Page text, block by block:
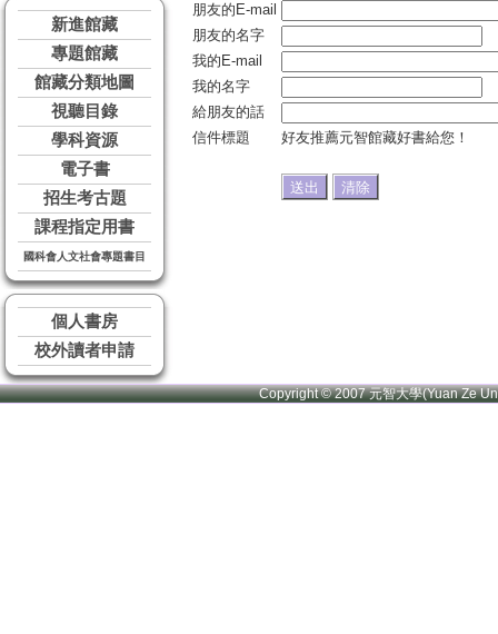
新進館藏
專題館藏
館藏分類地圖
視聽目錄
學科資源
電子書
招生考古題
課程指定用書
國科會人文社會專題書目
個人書房
校外讀者申請
朋友的E-mail
朋友的名字
我的E-mail
我的名字
給朋友的話
信件標題
好友推薦元智館藏好書給您！
Copyright © 2007 元智大學(Yuan Ze